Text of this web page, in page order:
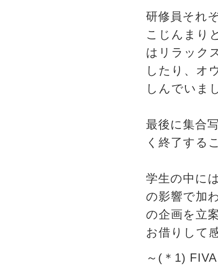
研修員それ
こじんまり
はリラック
したり、オ
しんでいま
最後に集合
く終了する
学生の中に
の影響で加
の企画を立
お借りして
～(＊1)